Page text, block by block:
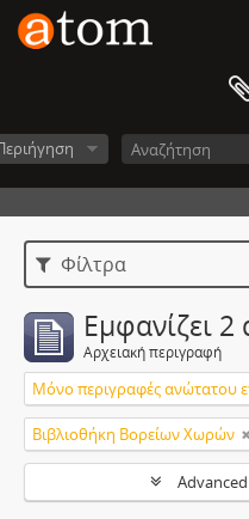
Φίλτρα
Εμφανίζει
Αρχειακή περιγραφή
Μόνο περιγραφές ανώτατου
Βιβλιοθήκη Βορείων Χωρών